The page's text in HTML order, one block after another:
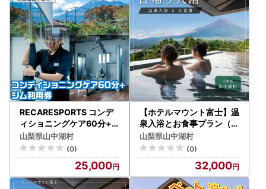
RECARESPORTS コンデ
ィショニングケア60分+
ジム利用券 YAS005
山梨県山中湖村
(0)
25,000
【ホテルマウント富士】温
泉入浴とお食事プラン（2
名様）土日限定プラン
山梨県山中湖村
(0)
32,000